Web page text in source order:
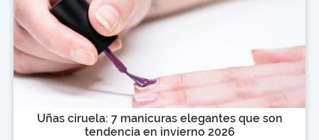
Uñas ciruela: 7 manicuras elegantes que son
tendencia en invierno 2026